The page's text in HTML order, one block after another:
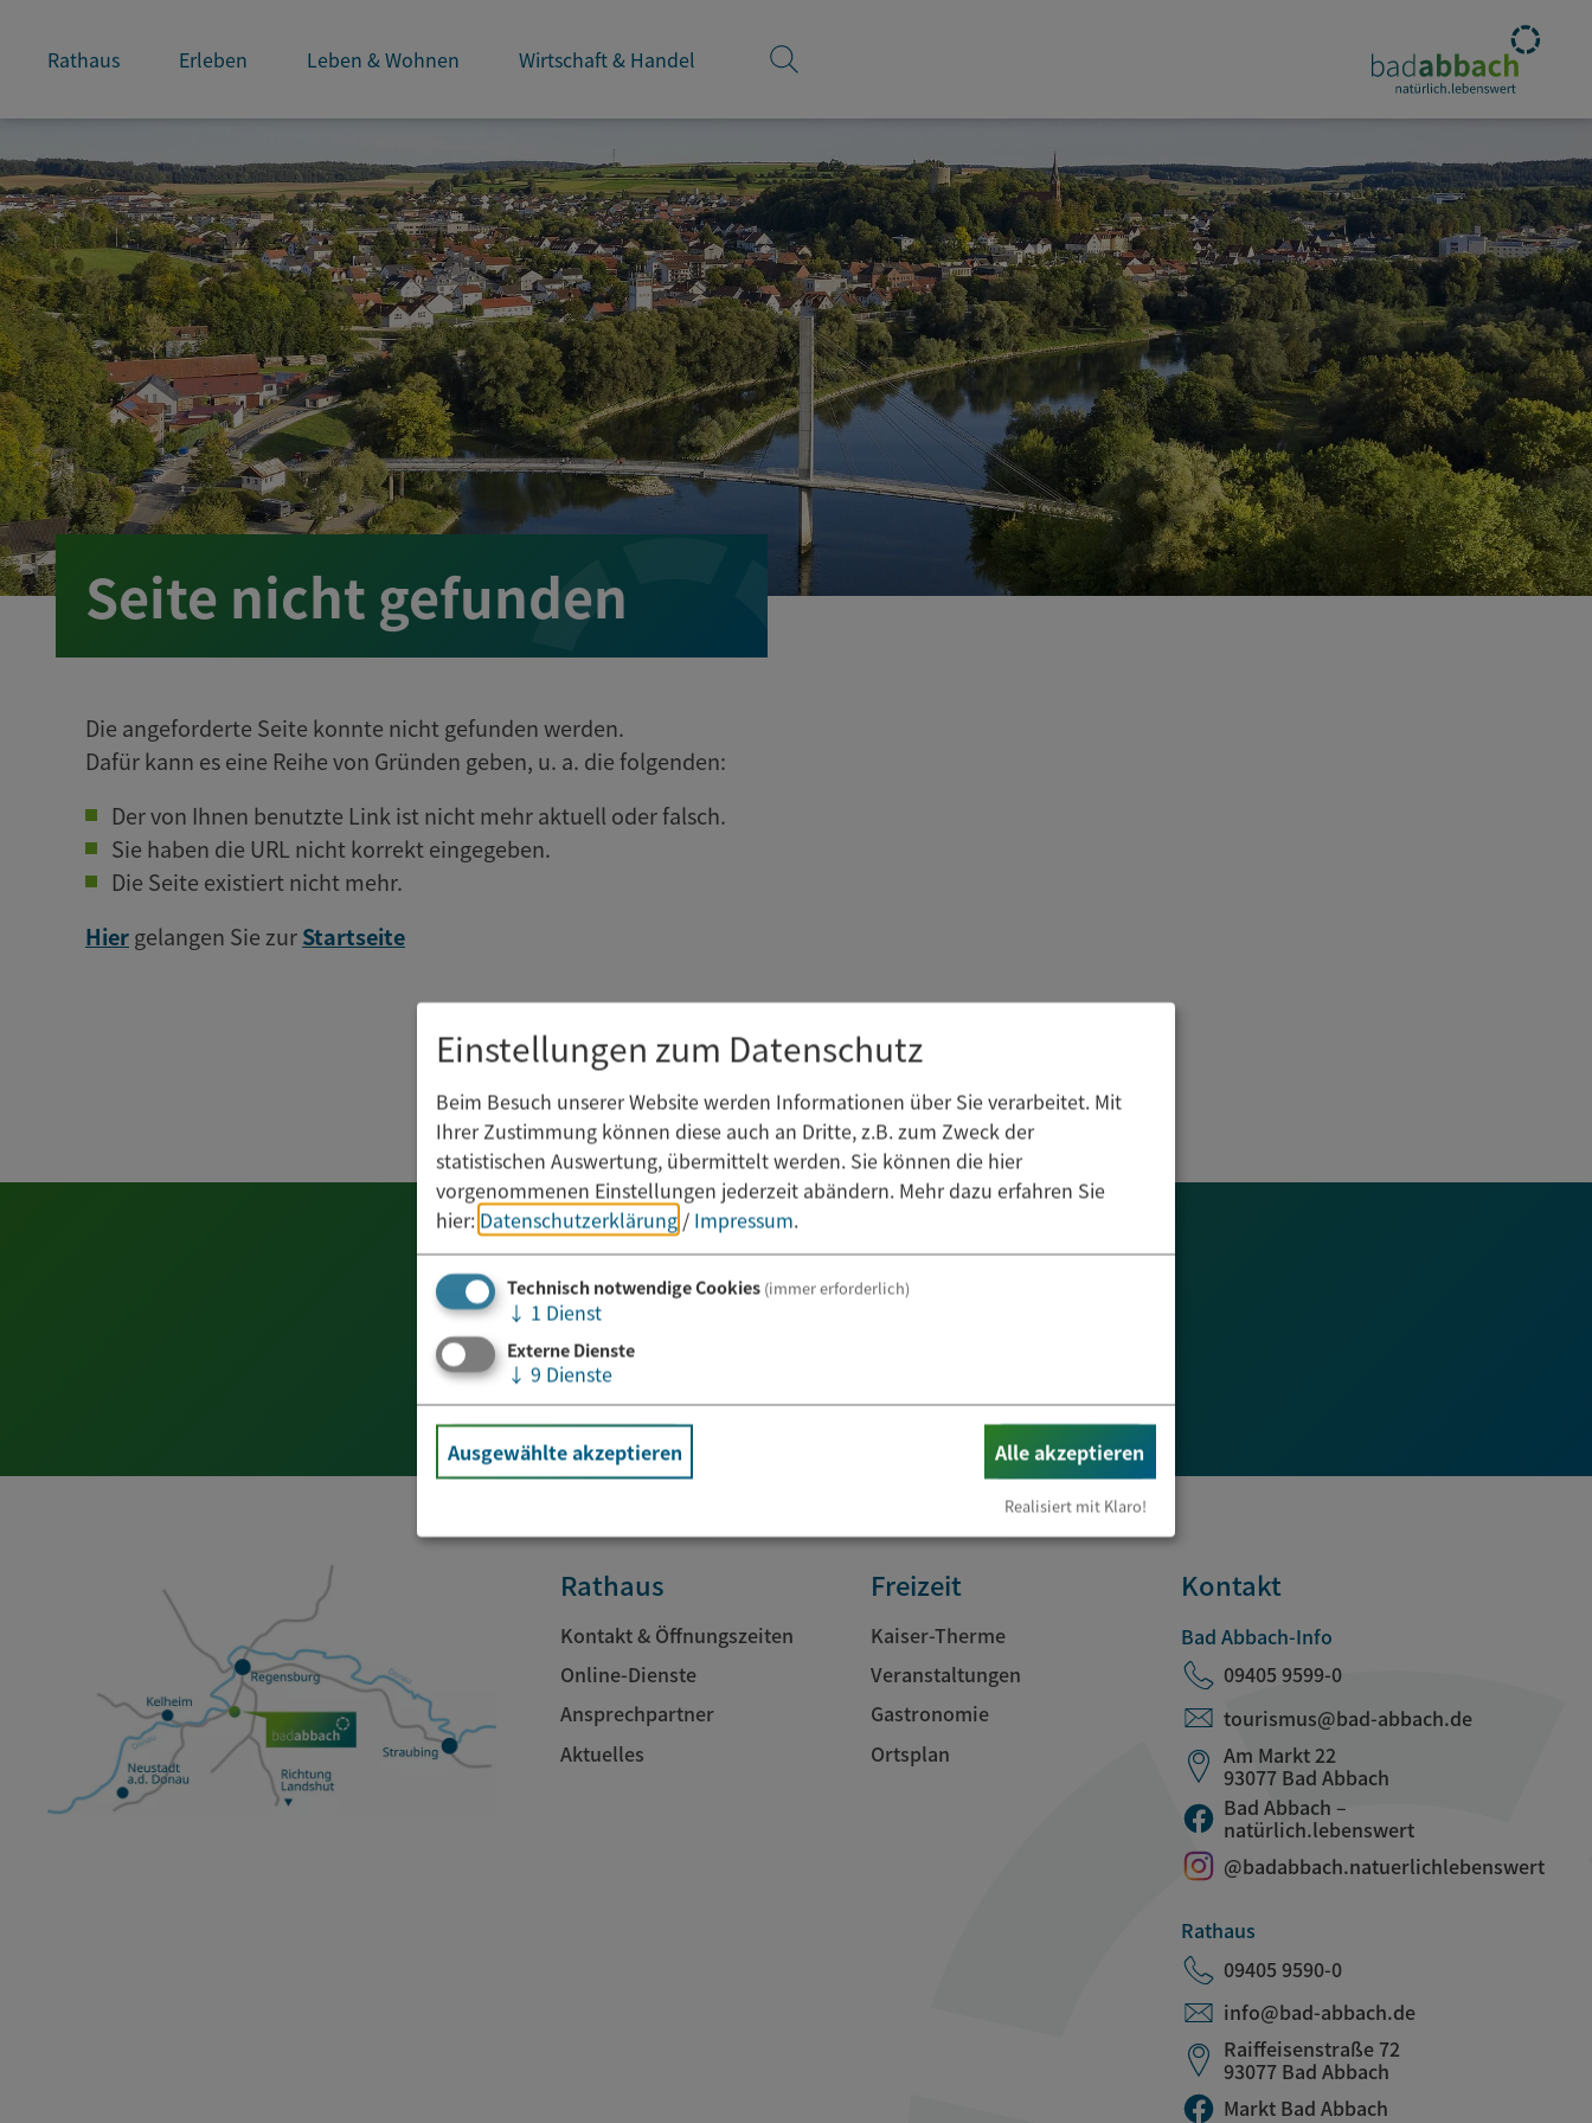
Rathaus Erleben Leben & Wohnen Wirtschaft & Handel
Seite nicht gefunden
Die angeforderte Seite konnte nicht gefunden werden.
Dafür kann es eine Reihe von Gründen geben, u. a. die folgenden:
Der von Ihnen benutzte Link ist nicht mehr aktuell oder falsch.
Sie haben die URL nicht korrekt eingegeben.
Die Seite existiert nicht mehr.
Hiergelangen Sie zurStartseite
Newsletter abonnieren
E-Mail*
Rathaus
Kontakt & Öffnungszeiten
Online-Dienste
Ansprechpartner
Aktuelles
Freizeit
Kaiser-Therme
Veranstaltungen
Gastronomie
Ortsplan
Kontakt
Bad Abbach-Info
09405 9599-0
tourismus@bad-abbach.de
Am Markt 22
93077 Bad Abbach
Bad Abbach –
natürlich.lebenswert
@badabbach.natuerlichlebenswert
Rathaus
09405 9590-0
info@bad-abbach.de
Raiffeisenstraße 72
93077 Bad Abbach
Markt Bad Abbach
Einstellungen zum Datenschutz
Beim Besuch unserer Website werden Informationen über Sie verarbeitet. Mit
Ihrer Zustimmung können diese auch an Dritte, z.B. zum Zweck der
statistischen Auswertung, übermittelt werden. Sie können die hier
vorgenommenen Einstellungen jederzeit abändern. Mehr dazu erfahren Sie
hier: Datenschutzerklärung / Impressum.
Technisch notwendige Cookies (immer erforderlich)
↓ 1 Dienst
Externe Dienste
↓ 9 Dienste
Ausgewählte akzeptieren Alle akzeptieren
Realisiert mit Klaro!